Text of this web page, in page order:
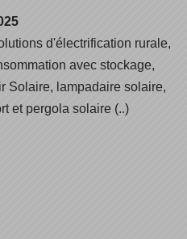
d'électrification rurale,
avec stockage,
Solaire, lampadaire solaire,
et pergola solaire (..)